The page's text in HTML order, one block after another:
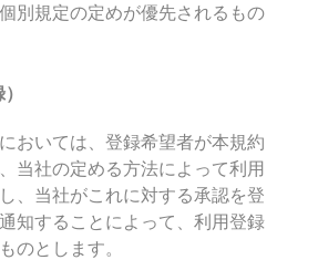
別規定の定めが優先されるもの
）
おいては、登録希望者が本規約
当社の定める方法によって利用
、当社がこれに対する承認を登
知することによって、利用登録
のとします。